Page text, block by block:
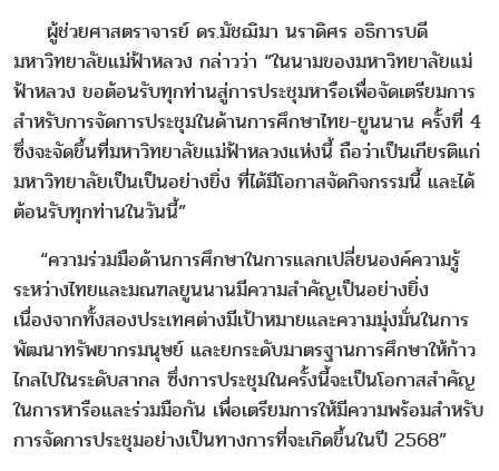
ผู้ช่วยศาสตราจารย์ ดร.มัชฌิมา นราดิศร อธิการบดี
มหาวิทยาลัยแม่ฟ้าหลวง กล่าวว่า “ในนามของมหาวิทยาลัยแม่
ฟ้าหลวง ขอต้อนรับทุกท่านสู่การประชุมหารือเพื่อจัดเตรียมการ
สำหรับการจัดการประชุมในด้านการศึกษาไทย-ยูนนาน ครั้งที่ 4
ซึ่งจะจัดขึ้นที่มหาวิทยาลัยแม่ฟ้าหลวงแห่งนี้ ถือว่าเป็นเกียรติแก่
มหาวิทยาลัยเป็นเป็นอย่างยิ่ง ที่ได้มีโอกาสจัดกิจกรรมนี้ และได้
ต้อนรับทุกท่านในวันนี้”
“ความร่วมมือด้านการศึกษาในการแลกเปลี่ยนองค์ความรู้
ระหว่างไทยและมณฑลยูนนานมีความสำคัญเป็นอย่างยิ่ง
เนื่องจากทั้งสองประเทศต่างมีเป้าหมายและความมุ่งมั่นในการ
พัฒนาทรัพยากรมนุษย์ และยกระดับมาตรฐานการศึกษาให้ก้าว
ไกลไปในระดับสากล ซึ่งการประชุมในครั้งนี้จะเป็นโอกาสสำคัญ
ในการหารือและร่วมมือกัน เพื่อเตรียมการให้มีความพร้อมสำหรับ
การจัดการประชุมอย่างเป็นทางการที่จะเกิดขึ้นในปี 2568”